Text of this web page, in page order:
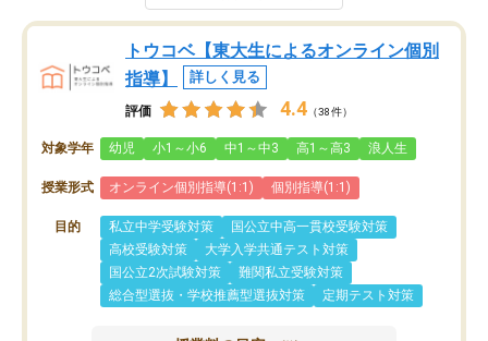
トウコベ【東大生によるオンライン個別
指導】
詳しく見る
評価 4.4 （38件）
対象学年 幼児 小1～小6 中1～中3 高1～高3 浪人生
授業形式 オンライン個別指導(1:1) 個別指導(1:1)
目的 私立中学受験対策
国公立中高一貫校受験対策
高校受験対策
大学入学共通テスト対策
国公立2次試験対策
難関私立受験対策
総合型選抜・学校推薦型選抜対策
定期テスト対策